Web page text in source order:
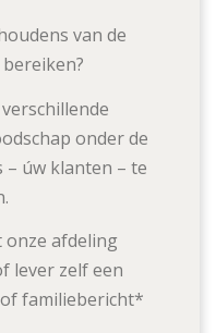
van de
onder de
– úw klanten – te
onze afdeling
lever zelf een
of familiebericht*